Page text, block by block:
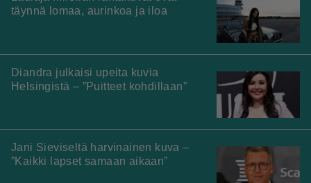
täynnä lomaa, aurinkoa ja iloa
Diandra julkaisi upeita kuvia
Helsingistä – ”Puitteet kohdillaan”
Jani Sieviseltä harvinainen kuva –
”Kaikki lapset samaan aikaan”